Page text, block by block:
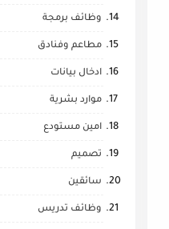
وظائف برمجة
مطاعم وفنادق
ادخال بيانات
موارد بشرية
امين مستودع
تصميم
سائقين
وظائف تدريس